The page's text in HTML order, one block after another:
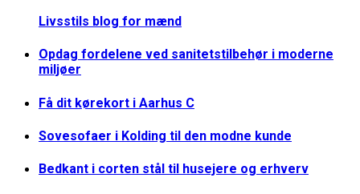
Livsstils blog for mænd
Opdag fordelene ved sanitetstilbehør i moderne
miljøer
Få dit kørekort i Aarhus C
Sovesofaer i Kolding til den modne kunde
Bedkant i corten stål til husejere og erhverv